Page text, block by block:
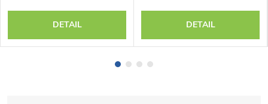
DETAIL DETAIL